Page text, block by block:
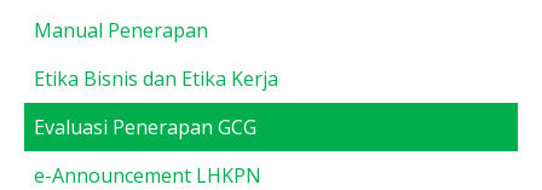
Manual Penerapan
Etika Bisnis dan Etika Kerja
Evaluasi Penerapan GCG
e-Announcement LHKPN